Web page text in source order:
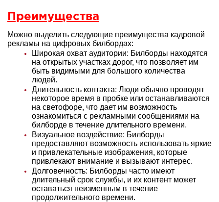
Преимущества
Можно выделить следующие преимущества кадровой
рекламы на цифровых билбордах:
Широкая охват аудитории: Билборды находятся
на открытых участках дорог, что позволяет им
быть видимыми для большого количества
людей.
Длительность контакта: Люди обычно проводят
некоторое время в пробке или останавливаются
на светофоре, что дает им возможность
ознакомиться с рекламными сообщениями на
билборде в течение длительного времени.
Визуальное воздействие: Билборды
предоставляют возможность использовать яркие
и привлекательные изображения, которые
привлекают внимание и вызывают интерес.
Долговечность: Билборды часто имеют
длительный срок службы, и их контент может
оставаться неизменным в течение
продолжительного времени.